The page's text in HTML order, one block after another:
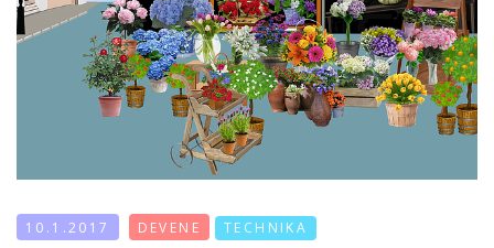
10.1.2017 DEVENE TECHNIKA